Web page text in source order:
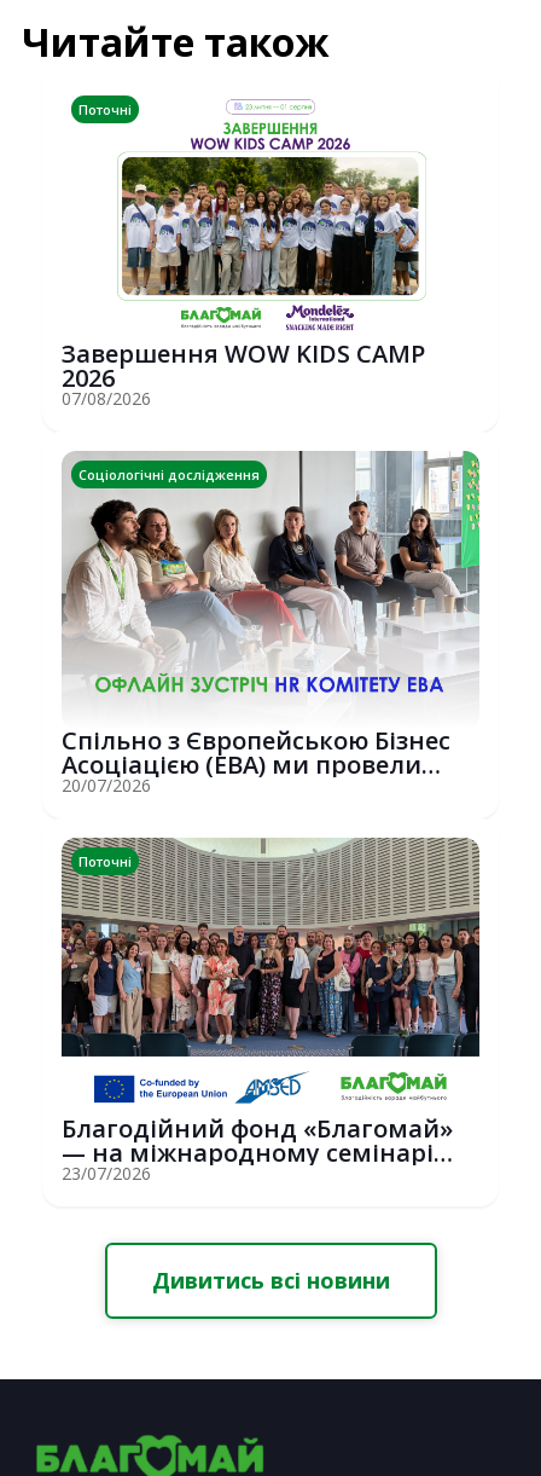
Читайте також
Поточні
Завершення WOW KIDS CAMP
2026
07/08/2026
Соціологічні дослідження
Спільно з Європейською Бізнес
Асоціацією (EBA) ми провели
потужну о...
20/07/2026
Поточні
Благодійний фонд «Благомай»
— на міжнародному семінарі
Erasmus+ у С...
23/07/2026
Дивитись всі новини